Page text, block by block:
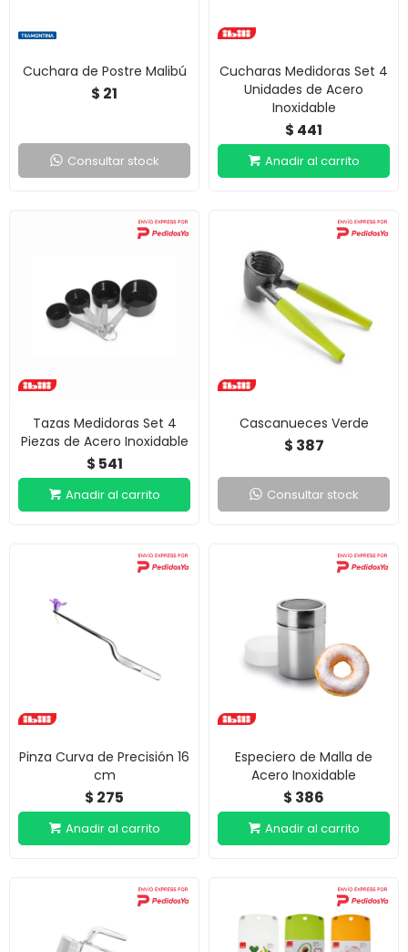
Cuchara de Postre Malibú
$ 21
Consultar stock
Cucharas Medidoras Set 4
Unidades de Acero
Inoxidable
$ 441
Tazas Medidoras Set 4
Piezas de Acero Inoxidable
$ 541
Cascanueces Verde
$ 387
Consultar stock
Pinza Curva de Precisión 16
cm
$ 275
Especiero de Malla de
Acero Inoxidable
$ 386